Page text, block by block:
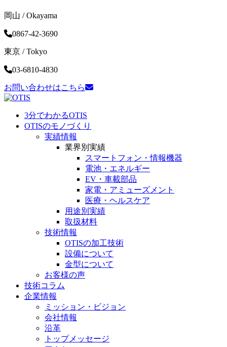
岡山 / Okayama
0867-42-3690
東京 / Tokyo
03-6810-4830
お問い合わせはこちら
3分でわかるOTIS
OTISのモノづくり
実績情報
業界別実績
スマートフォン・情報機器
電池・ エネルギー
EV・車載部品
家電・ アミューズメント
医療・ ヘルスケア
用途別実績
取扱材料
技術情報
OTISの加工技術
設備について
金型について
お客様の声
技術コラム
企業情報
ミッション・ビジョン
会社情報
沿革
トップメッセージ